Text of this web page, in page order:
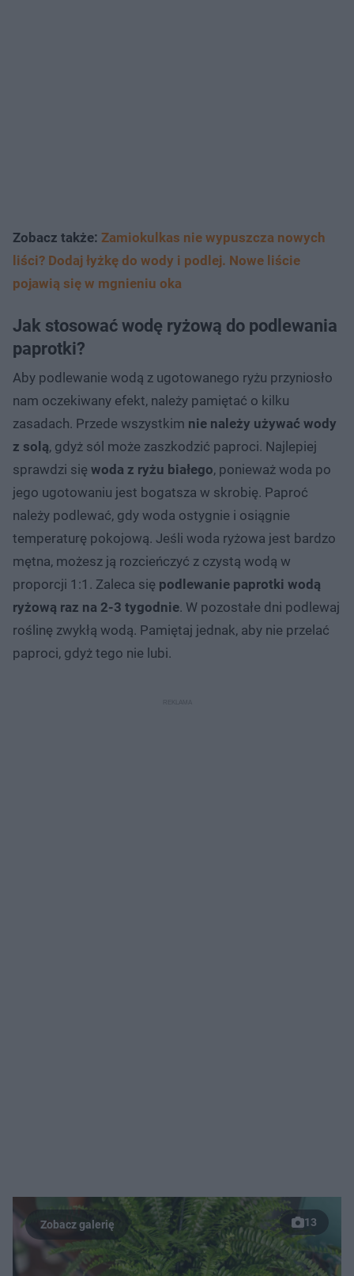
Zobacz także: Zamiokulkas nie wypuszcza nowych
liści? Dodaj łyżkę do wody i podlej. Nowe liście
pojawią się w mgnieniu oka
Jak stosować wodę ryżową do podlewania
paprotki?
Aby podlewanie wodą z ugotowanego ryżu przyniosło
nam oczekiwany efekt, należy pamiętać o kilku
zasadach. Przede wszystkim nie należy używać wody
z solą, gdyż sól może zaszkodzić paproci. Najlepiej
sprawdzi się woda z ryżu białego, ponieważ woda po
jego ugotowaniu jest bogatsza w skrobię. Paproć
należy podlewać, gdy woda ostygnie i osiągnie
temperaturę pokojową. Jeśli woda ryżowa jest bardzo
mętna, możesz ją rozcieńczyć z czystą wodą w
proporcji 1:1. Zaleca się podlewanie paprotki wodą
ryżową raz na 2-3 tygodnie. W pozostałe dni podlewaj
roślinę zwykłą wodą. Pamiętaj jednak, aby nie przelać
paproci, gdyż tego nie lubi.
13